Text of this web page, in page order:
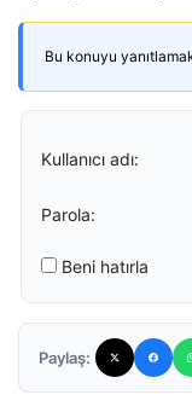
Bu konuyu
Kullanıcı adı:
Parola:
Beni hatırla
Paylaş: